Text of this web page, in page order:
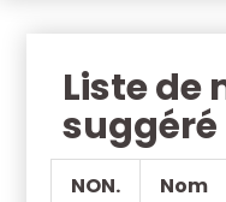
Liste de
suggéré
NON. Nom